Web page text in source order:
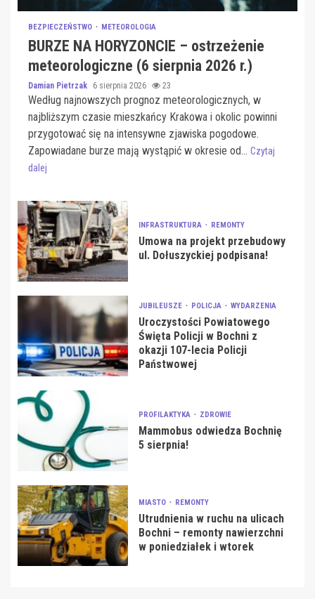
BEZPIECZEŃSTWO METEOROLOGIA
BURZE NA HORYZONCIE – ostrzeżenie
meteorologiczne (6 sierpnia 2026 r.)
Damian Pietrzak 6 sierpnia 2026 23
Według najnowszych prognoz meteorologicznych, w
najbliższym czasie mieszkańcy Krakowa i okolic powinni
przygotować się na intensywne zjawiska pogodowe.
Zapowiadane burze mają wystąpić w okresie od... Czytaj
dalej
INFRASTRUKTURA REMONTY
Umowa na projekt przebudowy
ul. Dołuszyckiej podpisana!
JUBILEUSZE POLICJA WYDARZENIA
Uroczystości Powiatowego
Święta Policji w Bochni z
okazji 107-lecia Policji
Państwowej
PROFILAKTYKA ZDROWIE
Mammobus odwiedza Bochnię
5 sierpnia!
MIASTO REMONTY
Utrudnienia w ruchu na ulicach
Bochni – remonty nawierzchni
w poniedziałek i wtorek